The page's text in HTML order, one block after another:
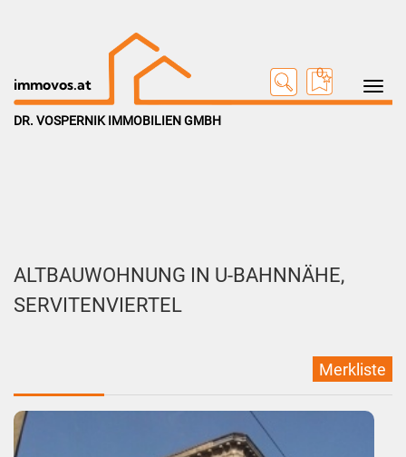
Toggle
immovos.at
0
DR. VOSPERNIK IMMOBILIEN GMBH
ALTBAUWOHNUNG IN U-BAHNNÄHE,
SERVITENVIERTEL
Merkliste